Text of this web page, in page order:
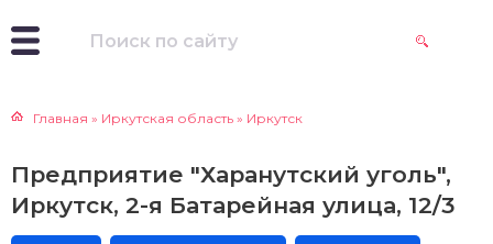
Главная » Иркутская область » Иркутск
Предприятие "Харанутский уголь",
Иркутск, 2-я Батарейная улица, 12/3